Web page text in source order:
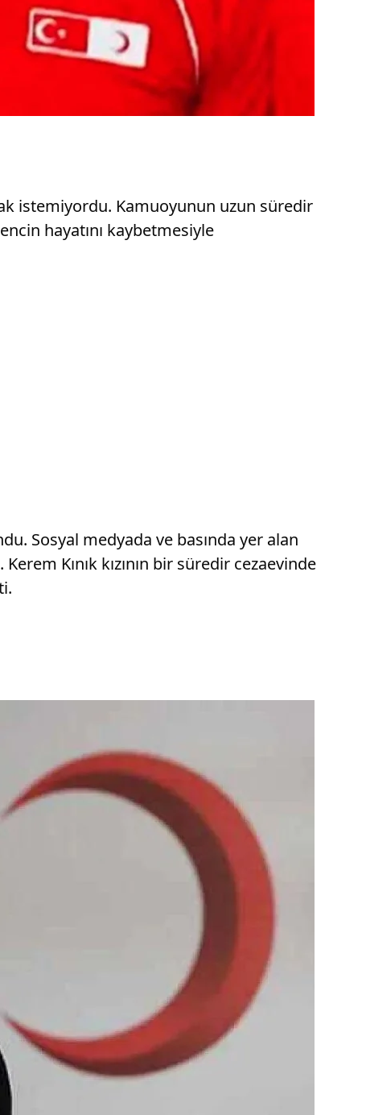
istemiyordu. Kamuoyunun uzun süredir
hayatını kaybetmesiyle
Sosyal medyada ve basında yer alan
Kınık kızının bir süredir cezaevinde